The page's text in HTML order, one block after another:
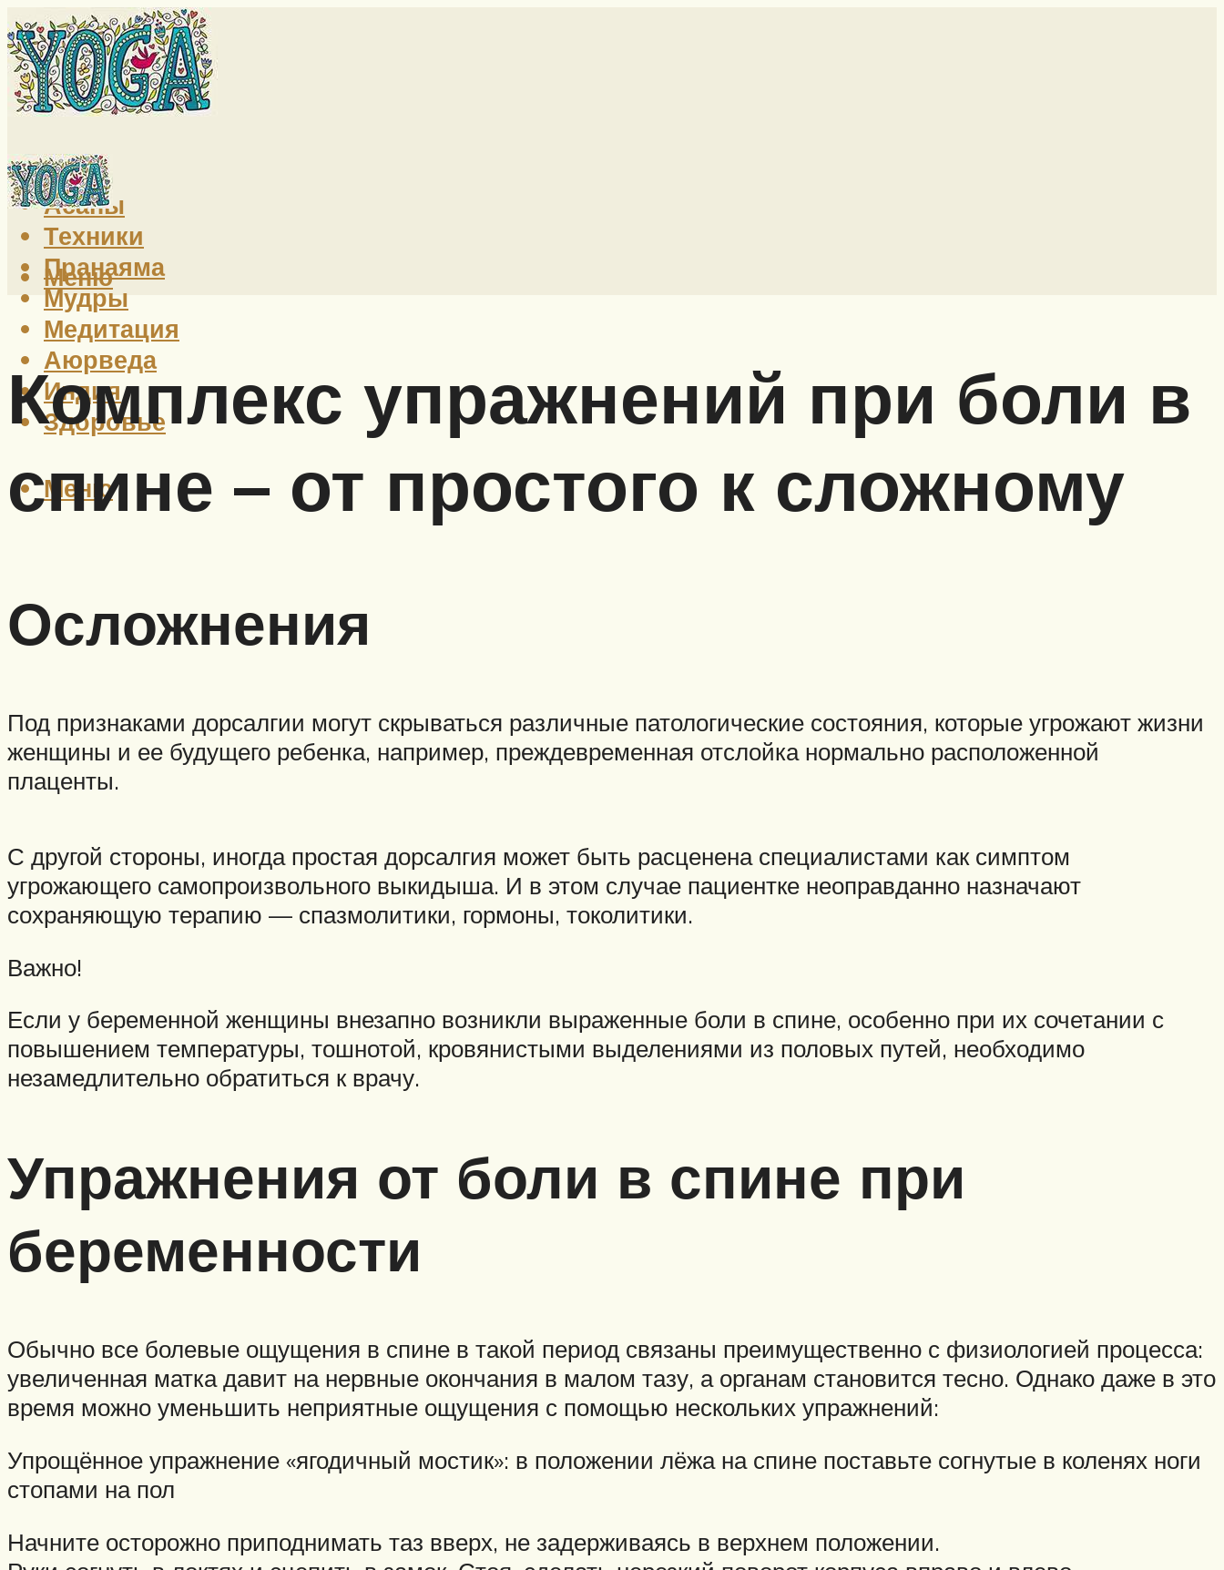
Йога
Асаны
Техники
Пранаяма
Мудры
Медитация
Аюрведа
Индия
Здоровье
Меню
Меню
Комплекс упражнений при боли в
спине – от простого к сложному
Осложнения
Под признаками дорсалгии могут скрываться различные патологические состояния, которые угрожают жизни
женщины и ее будущего ребенка, например, преждевременная отслойка нормально расположенной
плаценты.
С другой стороны, иногда простая дорсалгия может быть расценена специалистами как симптом
угрожающего самопроизвольного выкидыша. И в этом случае пациентке неоправданно назначают
сохраняющую терапию — спазмолитики, гормоны, токолитики.
Важно!
Если у беременной женщины внезапно возникли выраженные боли в спине, особенно при их сочетании с
повышением температуры, тошнотой, кровянистыми выделениями из половых путей, необходимо
незамедлительно обратиться к врачу.
Упражнения от боли в спине при
беременности
Обычно все болевые ощущения в спине в такой период связаны преимущественно с физиологией процесса:
увеличенная матка давит на нервные окончания в малом тазу, а органам становится тесно. Однако даже в это
время можно уменьшить неприятные ощущения с помощью нескольких упражнений:
Упрощённое упражнение «ягодичный мостик»: в положении лёжа на спине поставьте согнутые в коленях ноги
стопами на пол
Начните осторожно приподнимать таз вверх, не задерживаясь в верхнем положении.